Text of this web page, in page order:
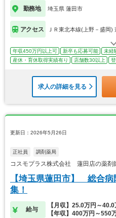
勤務地 埼玉県 蓮田市
アクセス ＪＲ東北本線(上野－盛岡)
年収450万円以上可 新卒も応募可能 未経
産休・育休取得実績有り
店舗数30以上
求人の詳細を見る
更新日：2026年5月26日
正社員 調剤薬局
コスモプラス株式会社 蓮田店の薬剤
【埼玉県蓮田市】 総合
集！
給与
【月収】25.0万円～40.0
【年収】400万円～550